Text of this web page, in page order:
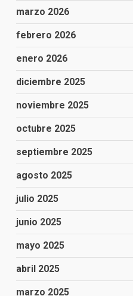
marzo 2026
febrero 2026
enero 2026
diciembre 2025
noviembre 2025
octubre 2025
septiembre 2025
agosto 2025
julio 2025
junio 2025
mayo 2025
abril 2025
marzo 2025